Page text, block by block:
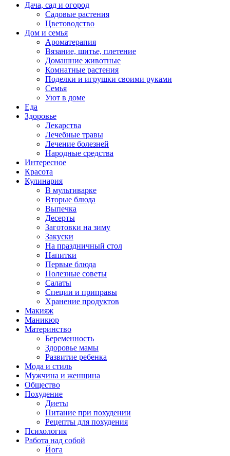
Дача, сад и огород
Садовые растения
Цветоводство
Дом и семья
Ароматерапия
Вязание, шитье, плетение
Домашние животные
Комнатные растения
Поделки и игрушки своими руками
Семья
Уют в доме
Еда
Здоровье
Лекарства
Лечебные травы
Лечение болезней
Народные средства
Интересное
Красота
Кулинария
В мультиварке
Вторые блюда
Выпечка
Десерты
Заготовки на зиму
Закуски
На праздничный стол
Напитки
Первые блюда
Полезные советы
Салаты
Специи и приправы
Хранение продуктов
Макияж
Маникюр
Материнство
Беременность
Здоровье мамы
Развитие ребенка
Мода и стиль
Мужчина и женщина
Общество
Похудение
Диеты
Питание при похудении
Рецепты для похудения
Психология
Работа над собой
Йога